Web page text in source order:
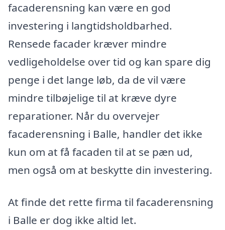
facaderensning kan være en god
investering i langtidsholdbarhed.
Rensede facader kræver mindre
vedligeholdelse over tid og kan spare dig
penge i det lange løb, da de vil være
mindre tilbøjelige til at kræve dyre
reparationer. Når du overvejer
facaderensning i Balle, handler det ikke
kun om at få facaden til at se pæn ud,
men også om at beskytte din investering.
At finde det rette firma til facaderensning
i Balle er dog ikke altid let.